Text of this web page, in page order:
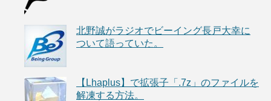
北野誠がラジオでビーイング長戸大幸に
ついて語っていた。
【Lhaplus】で拡張子「.7z」のファイルを
解凍する方法。